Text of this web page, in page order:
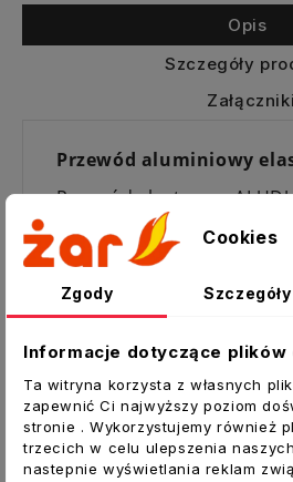
Opis
Szczegóły
Załączniki
Przewód aluminiowy
Przewód elastyczny
jest w obudowie
wzmocnionej spiralnie
Stopień elastyczności
nawinięcia): Relatywnie
średnicy tj. Ok. 0,6 x
Zakres temperatur: - 20 °
Dopuszczalne
od położenia przewodu.
Cookies
Zgody Szczegóły
Informacje dotyczące plików
Ta witryna korzysta z własnych
zapewnić Ci najwyższy poziom
stronie . Wykorzystujemy również
trzecich w celu ulepszenia
nastepnie wyświetlania reklam